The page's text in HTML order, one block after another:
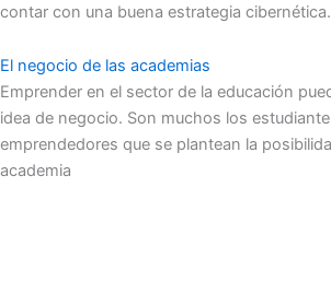
contar con una buena estrategia
El negocio de las academias
Emprender en el sector de la educación
idea de negocio. Son muchos los
emprendedores que se plantean la
academia